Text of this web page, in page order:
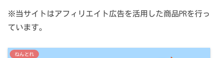
※当サイトはアフィリエイト広告を活用した商品PRを行っ
ています。
ねんとれ